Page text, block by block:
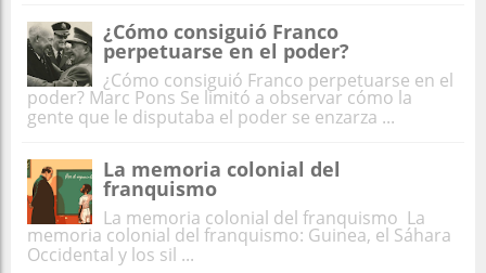
¿Cómo consiguió Franco
perpetuarse en el poder?
¿Cómo consiguió Franco perpetuarse en el
poder? Marc Pons Se limitó a observar cómo la
gente que le disputaba el poder se enzarza ...
La memoria colonial del
franquismo
La memoria colonial del franquismo La
memoria colonial del franquismo: Guinea, el Sáhara
Occidental y los sil ...